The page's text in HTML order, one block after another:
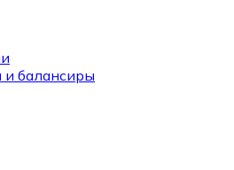
и балансиры